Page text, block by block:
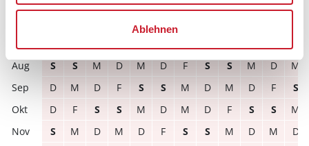
Ablehnen
frei belegt gewählter Zeitraum
2026 1 2 3 4 5 6 7 8 9 10 11
12
S
S M D M D F S S M D
M
D
M D F S S M D M D F
S
D
F S S M D M D F S S
M
S
M D M D F S S M D M
D